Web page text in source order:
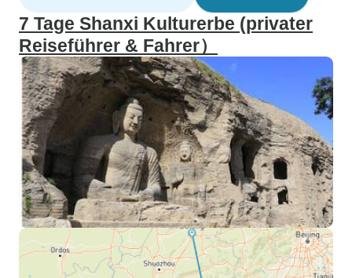
7 Tage Shanxi Kulturerbe (privater
Reiseführer & Fahrer）